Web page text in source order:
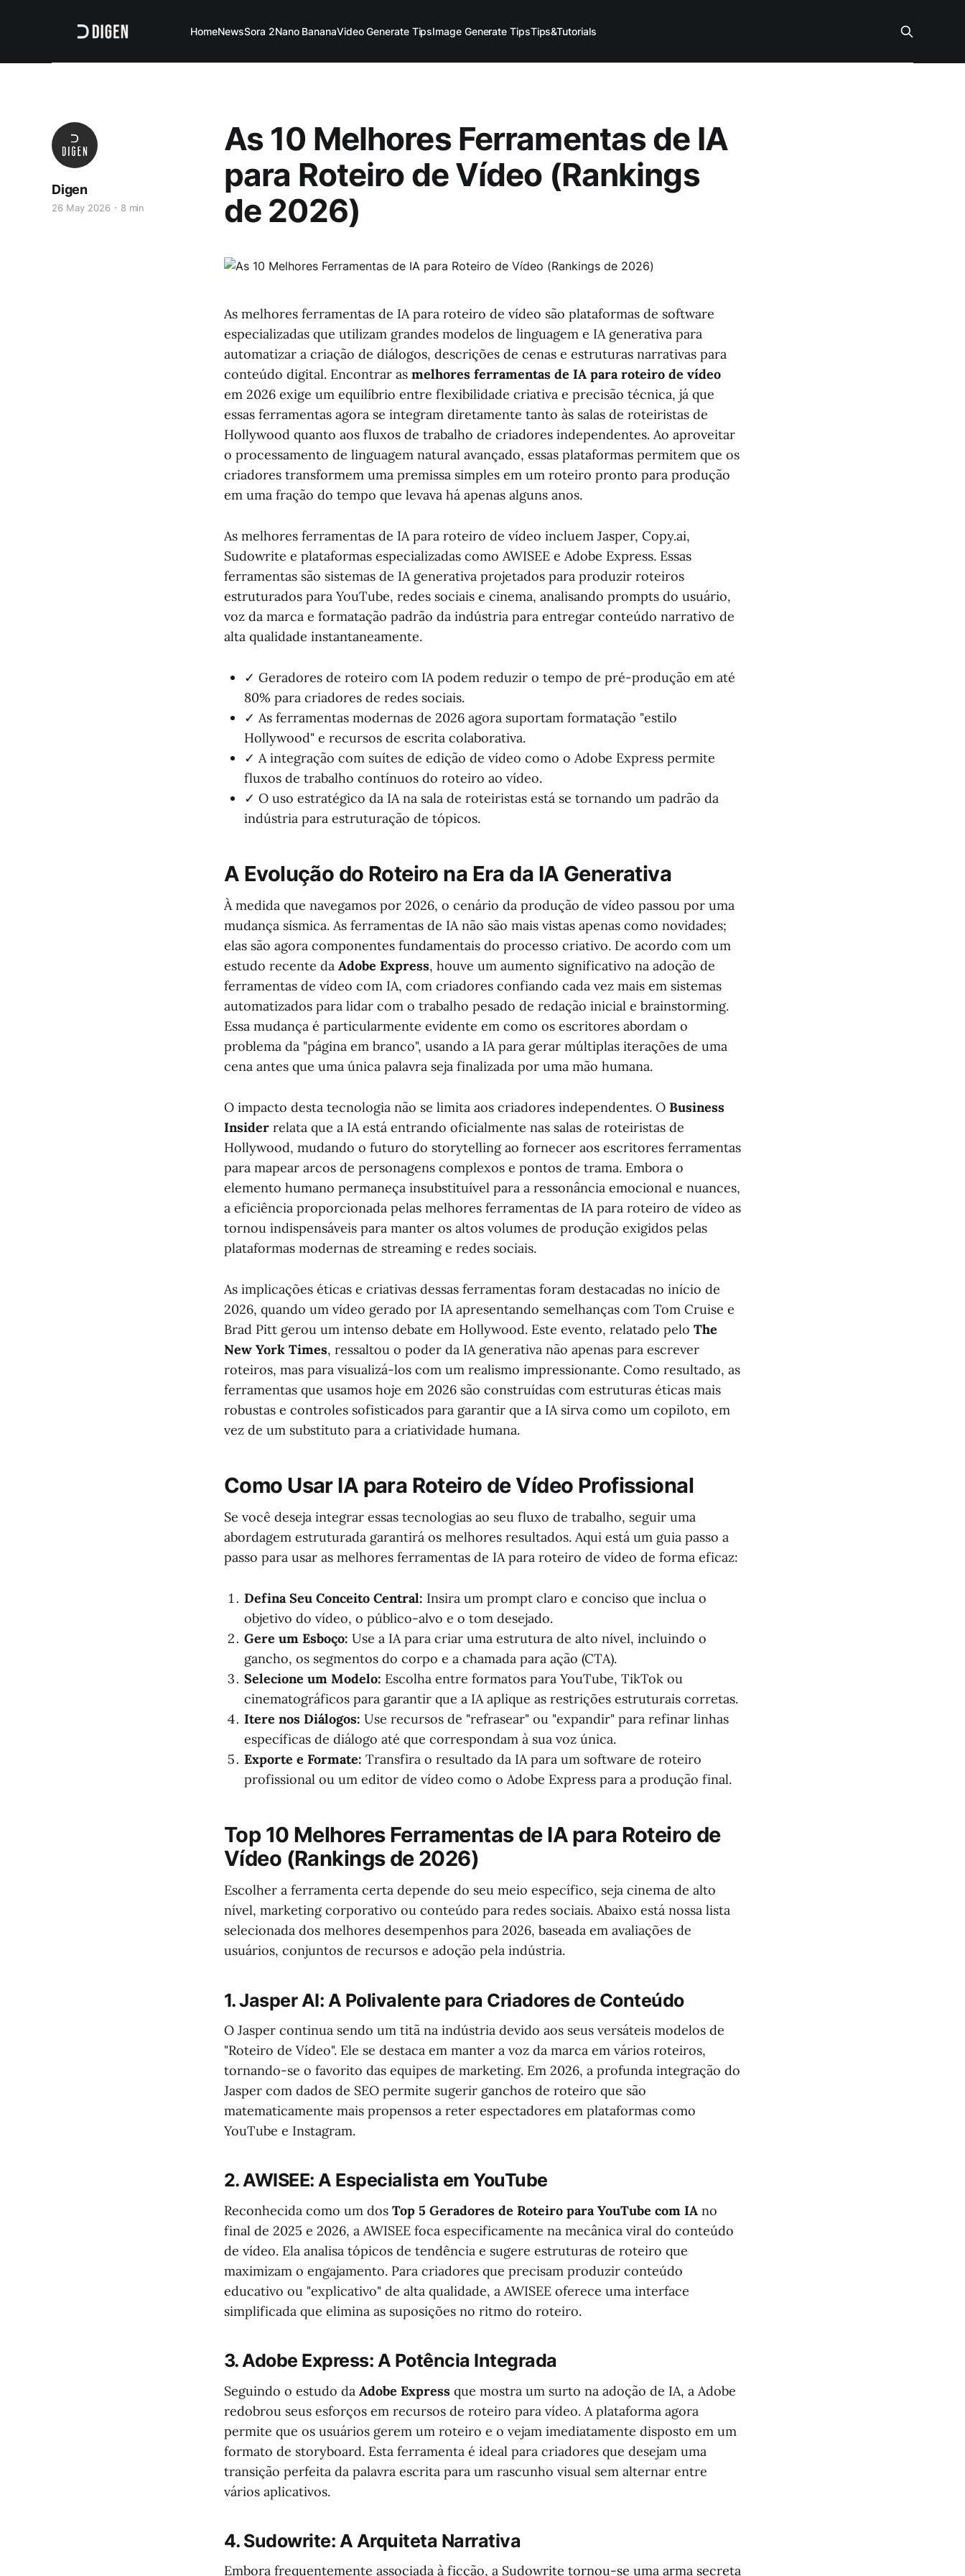
HomeNewsSora 2Nano BananaVideo Generate TipsImage Generate TipsTips&Tutorials
As 10 Melhores Ferramentas de IA
para Roteiro de Vídeo (Rankings
de 2026)
Digen
26 May 2026 8 min
As melhores ferramentas de IA para roteiro de vídeo são plataformas de software
especializadas que utilizam grandes modelos de linguagem e IA generativa para
automatizar a criação de diálogos, descrições de cenas e estruturas narrativas para
conteúdo digital. Encontrar as melhores ferramentas de IA para roteiro de vídeo
em 2026 exige um equilíbrio entre flexibilidade criativa e precisão técnica, já que
essas ferramentas agora se integram diretamente tanto às salas de roteiristas de
Hollywood quanto aos fluxos de trabalho de criadores independentes. Ao aproveitar
o processamento de linguagem natural avançado, essas plataformas permitem que os
criadores transformem uma premissa simples em um roteiro pronto para produção
em uma fração do tempo que levava há apenas alguns anos.
As melhores ferramentas de IA para roteiro de vídeo incluem Jasper, Copy.ai,
Sudowrite e plataformas especializadas como AWISEE e Adobe Express. Essas
ferramentas são sistemas de IA generativa projetados para produzir roteiros
estruturados para YouTube, redes sociais e cinema, analisando prompts do usuário,
voz da marca e formatação padrão da indústria para entregar conteúdo narrativo de
alta qualidade instantaneamente.
✓ Geradores de roteiro com IA podem reduzir o tempo de pré-produção em até
80% para criadores de redes sociais.
✓ As ferramentas modernas de 2026 agora suportam formatação "estilo
Hollywood" e recursos de escrita colaborativa.
✓ A integração com suítes de edição de vídeo como o Adobe Express permite
fluxos de trabalho contínuos do roteiro ao vídeo.
✓ O uso estratégico da IA na sala de roteiristas está se tornando um padrão da
indústria para estruturação de tópicos.
A Evolução do Roteiro na Era da IA Generativa
À medida que navegamos por 2026, o cenário da produção de vídeo passou por uma
mudança sísmica. As ferramentas de IA não são mais vistas apenas como novidades;
elas são agora componentes fundamentais do processo criativo. De acordo com um
estudo recente da Adobe Express, houve um aumento significativo na adoção de
ferramentas de vídeo com IA, com criadores confiando cada vez mais em sistemas
automatizados para lidar com o trabalho pesado de redação inicial e brainstorming.
Essa mudança é particularmente evidente em como os escritores abordam o
problema da "página em branco", usando a IA para gerar múltiplas iterações de uma
cena antes que uma única palavra seja finalizada por uma mão humana.
O impacto desta tecnologia não se limita aos criadores independentes. O Business
Insider relata que a IA está entrando oficialmente nas salas de roteiristas de
Hollywood, mudando o futuro do storytelling ao fornecer aos escritores ferramentas
para mapear arcos de personagens complexos e pontos de trama. Embora o
elemento humano permaneça insubstituível para a ressonância emocional e nuances,
a eficiência proporcionada pelas melhores ferramentas de IA para roteiro de vídeo as
tornou indispensáveis para manter os altos volumes de produção exigidos pelas
plataformas modernas de streaming e redes sociais.
As implicações éticas e criativas dessas ferramentas foram destacadas no início de
2026, quando um vídeo gerado por IA apresentando semelhanças com Tom Cruise e
Brad Pitt gerou um intenso debate em Hollywood. Este evento, relatado pelo The
New York Times, ressaltou o poder da IA generativa não apenas para escrever
roteiros, mas para visualizá-los com um realismo impressionante. Como resultado, as
ferramentas que usamos hoje em 2026 são construídas com estruturas éticas mais
robustas e controles sofisticados para garantir que a IA sirva como um copiloto, em
vez de um substituto para a criatividade humana.
Como Usar IA para Roteiro de Vídeo Profissional
Se você deseja integrar essas tecnologias ao seu fluxo de trabalho, seguir uma
abordagem estruturada garantirá os melhores resultados. Aqui está um guia passo a
passo para usar as melhores ferramentas de IA para roteiro de vídeo de forma eficaz:
Defina Seu Conceito Central: Insira um prompt claro e conciso que inclua o
objetivo do vídeo, o público-alvo e o tom desejado.
Gere um Esboço: Use a IA para criar uma estrutura de alto nível, incluindo o
gancho, os segmentos do corpo e a chamada para ação (CTA).
Selecione um Modelo: Escolha entre formatos para YouTube, TikTok ou
cinematográficos para garantir que a IA aplique as restrições estruturais corretas.
Itere nos Diálogos: Use recursos de "refrasear" ou "expandir" para refinar linhas
específicas de diálogo até que correspondam à sua voz única.
Exporte e Formate: Transfira o resultado da IA para um software de roteiro
profissional ou um editor de vídeo como o Adobe Express para a produção final.
Top 10 Melhores Ferramentas de IA para Roteiro de
Vídeo (Rankings de 2026)
Escolher a ferramenta certa depende do seu meio específico, seja cinema de alto
nível, marketing corporativo ou conteúdo para redes sociais. Abaixo está nossa lista
selecionada dos melhores desempenhos para 2026, baseada em avaliações de
usuários, conjuntos de recursos e adoção pela indústria.
1. Jasper AI: A Polivalente para Criadores de Conteúdo
O Jasper continua sendo um titã na indústria devido aos seus versáteis modelos de
"Roteiro de Vídeo". Ele se destaca em manter a voz da marca em vários roteiros,
tornando-se o favorito das equipes de marketing. Em 2026, a profunda integração do
Jasper com dados de SEO permite sugerir ganchos de roteiro que são
matematicamente mais propensos a reter espectadores em plataformas como
YouTube e Instagram.
2. AWISEE: A Especialista em YouTube
Reconhecida como um dos Top 5 Geradores de Roteiro para YouTube com IA no
final de 2025 e 2026, a AWISEE foca especificamente na mecânica viral do conteúdo
de vídeo. Ela analisa tópicos de tendência e sugere estruturas de roteiro que
maximizam o engajamento. Para criadores que precisam produzir conteúdo
educativo ou "explicativo" de alta qualidade, a AWISEE oferece uma interface
simplificada que elimina as suposições no ritmo do roteiro.
3. Adobe Express: A Potência Integrada
Seguindo o estudo da Adobe Express que mostra um surto na adoção de IA, a Adobe
redobrou seus esforços em recursos de roteiro para vídeo. A plataforma agora
permite que os usuários gerem um roteiro e o vejam imediatamente disposto em um
formato de storyboard. Esta ferramenta é ideal para criadores que desejam uma
transição perfeita da palavra escrita para um rascunho visual sem alternar entre
vários aplicativos.
4. Sudowrite: A Arquiteta Narrativa
Embora frequentemente associada à ficção, a Sudowrite tornou-se uma arma secreta